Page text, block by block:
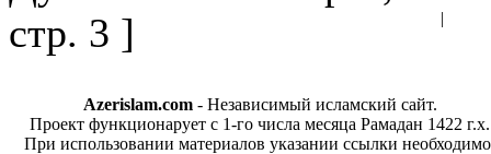
стр. 3 ]
|
Azerislam.com- Независимый исламский сайт.
Проект функционарует с 1-го числа месяца Рамадан 1422 г.х.
При использовании материалов указании ссылки